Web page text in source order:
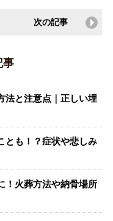
次の記事
事
法と注意点｜正しい埋
とも！？症状や悲しみ
！火葬方法や納骨場所